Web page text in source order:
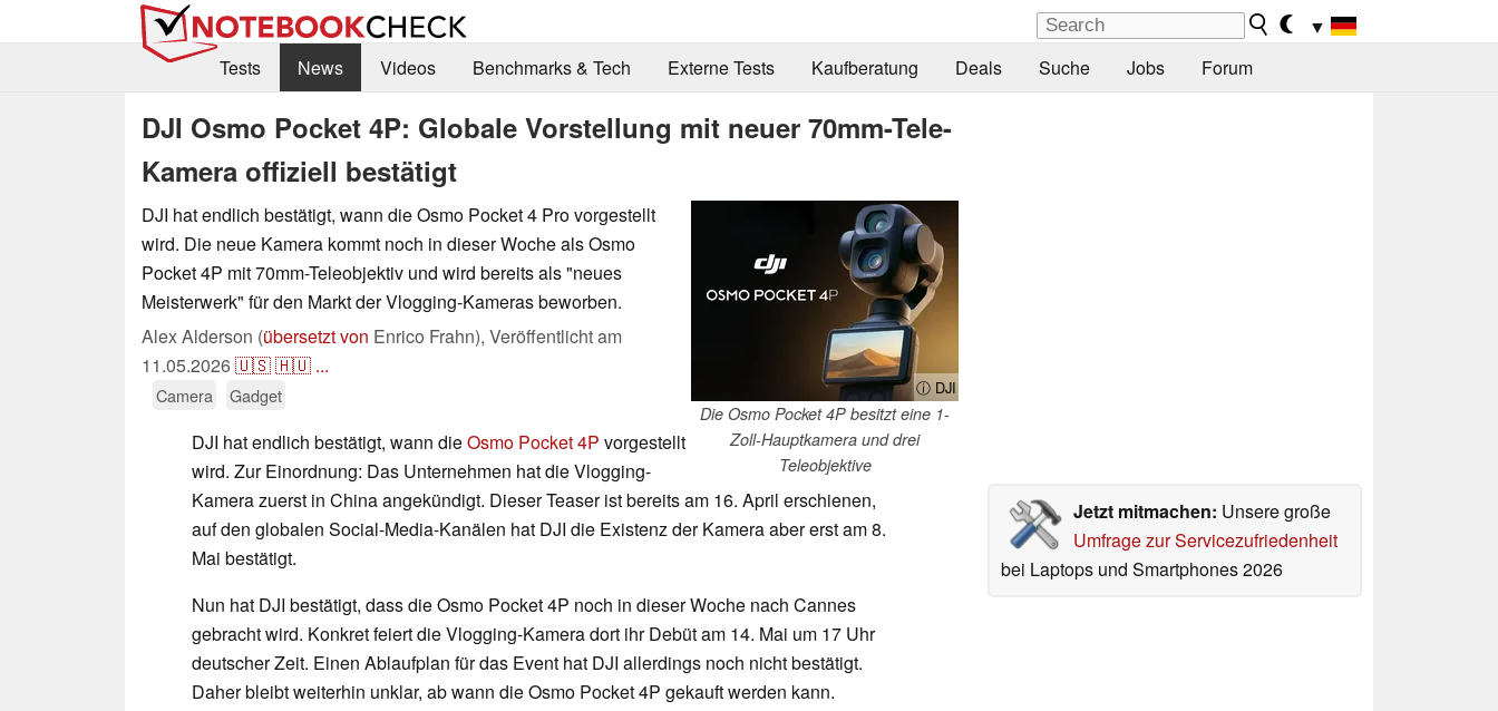
▼
Tests
News Videos Benchmarks & Tech Externe Tests Kaufberatung Deals Suche Jobs Forum
DJI Osmo Pocket 4P: Globale Vorstellung mit neuer 70mm-Tele-
Kamera offiziell bestätigt
ⓘ DJI
Die Osmo Pocket 4P besitzt eine 1-
Zoll-Hauptkamera und drei
Teleobjektive
DJI hat endlich bestätigt, wann die Osmo Pocket 4 Pro vorgestellt
wird. Die neue Kamera kommt noch in dieser Woche als Osmo
Pocket 4P mit 70mm-Teleobjektiv und wird bereits als "neues
Meisterwerk" für den Markt der Vlogging-Kameras beworben.
Alex Alderson (übersetzt von Enrico Frahn), Veröffentlicht am
11.05.2026🇺🇸🇭🇺 ...
Camera Gadget
Jetzt mitmachen: Unsere große
Umfrage zur Servicezufriedenheit
bei Laptops und Smartphones 2026
DJI hat endlich bestätigt, wann dieOsmo Pocket 4P vorgestellt
wird. Zur Einordnung: Das Unternehmen hat die Vlogging-
Kamera zuerst in China angekündigt. Dieser Teaser ist bereits am 16. April erschienen,
auf den globalen Social-Media-Kanälen hat DJI die Existenz der Kamera aber erst am 8.
Mai bestätigt.
Nun hat DJI bestätigt, dass die Osmo Pocket 4P noch in dieser Woche nach Cannes
gebracht wird. Konkret feiert die Vlogging-Kamera dort ihr Debüt am 14. Mai um 17 Uhr
deutscher Zeit. Einen Ablaufplan für das Event hat DJI allerdings noch nicht bestätigt.
Daher bleibt weiterhin unklar, ab wann die Osmo Pocket 4P gekauft werden kann.